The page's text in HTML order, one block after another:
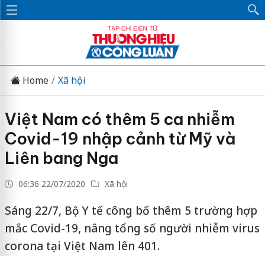
Home Xã hội
Việt Nam có thêm 5 ca nhiễm
Covid-19 nhập cảnh từ Mỹ và
Liên bang Nga
06:36 22/07/2020 Xã hội
Sáng 22/7, Bộ Y tế công bố thêm 5 trường hợp
mắc Covid-19, nâng tổng số người nhiễm virus
corona tại Việt Nam lên 401.